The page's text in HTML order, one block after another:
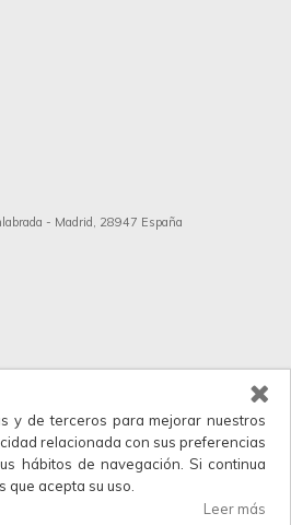
- Madrid, 28947 España
de productos de licencias, merchandising
en los precios.
a Viernes 9:00 a 17:30.
y de terceros para mejorar nuestros
relacionada con sus preferencias
hábitos de navegación. Si continua
que acepta su uso.
Leer más